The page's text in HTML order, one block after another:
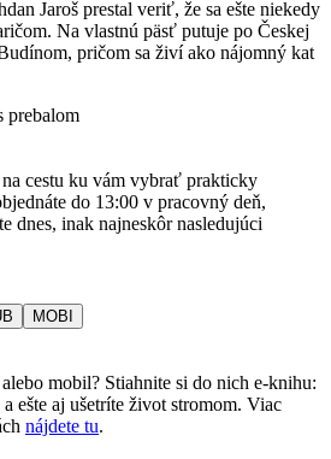
Jaroš prestal veriť, že sa ešte niekedy
Na vlastnú päsť putuje po Českej
pričom sa živí ako nájomný kat
prebalom
cestu ku vám vybrať prakticky
do 13:00 v pracovný deň,
dnes, inak najneskôr nasledujúci
MOBI
mobil? Stiahnite si do nich e-knihu:
ešte aj ušetríte život stromom. Viac
nájdete tu.